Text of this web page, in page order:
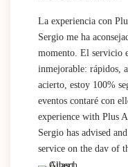
La experiencia con
Sergio me ha
momento. El servicio
inmejorable: rápidos,
acierto, estoy 100%
eventos contaré con
experience with Plus
Sergio has advised
service on the day of
attentive and friendly.